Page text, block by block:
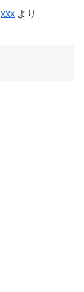
xxx より